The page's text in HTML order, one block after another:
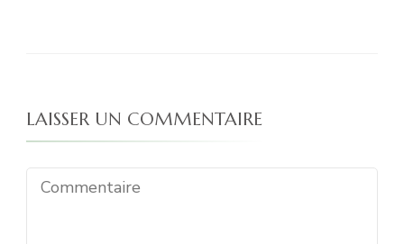
LAISSER UN COMMENTAIRE